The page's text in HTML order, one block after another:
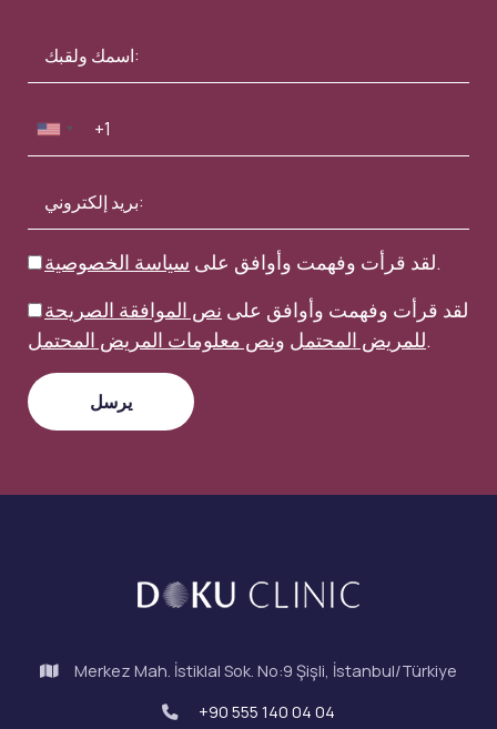
لقد قرأت وفهمت وأوافق على سياسة الخصوصية
.
لقد قرأت وفهمت وأوافق على نص الموافقة الصريحة
للمريض المحتمل ونص معلومات المريض المحتمل .
Merkez Mah. İstiklal Sok. No:9 Şişli, İstanbul/Türkiye
+90 555 140 04 04